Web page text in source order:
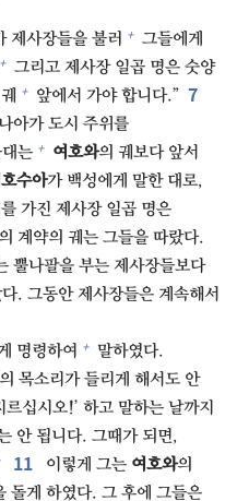
제사장들을 불러 + 그들에게
+ 그리고 제사장 일곱 명은 숫양
+ 앞에서 가야 합니다.” 7⁠
아가 도시 주위를
는 + 여호와의 궤보다 앞서
수아가 백성에게 말한 대로,
가진 제사장 일곱 명은
계약의 궤는 그들을 따랐다.
뿔나팔을 부는 제사장들보다
. 그동안 제사장들은 계속해서
명령하여 + 말하였다.
목소리가 들리게 해서도 안
십시오!’ 하고 말하는 날까지
안 됩니다. 그때가 되면,
11⁠ 이렇게 그는 여호와의
돌게 하였다. 그 후에 그들은